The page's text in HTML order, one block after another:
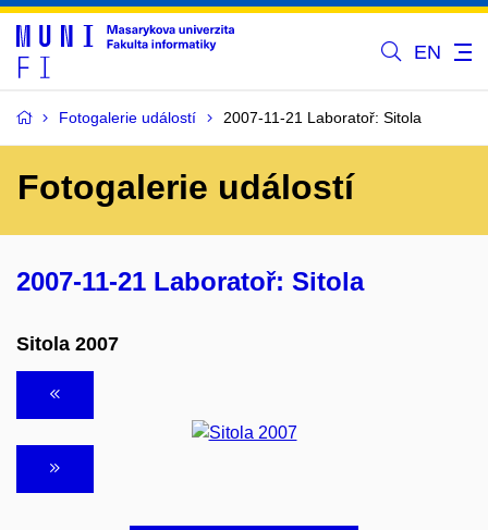
EN
Fotogalerie událostí 2007-11-21 Laboratoř: Sitola
Fotogalerie událostí
2007-11-21 Laboratoř: Sitola
Sitola 2007